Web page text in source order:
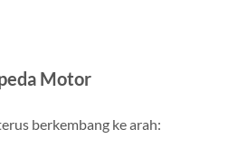
Motor
berkembang ke arah: